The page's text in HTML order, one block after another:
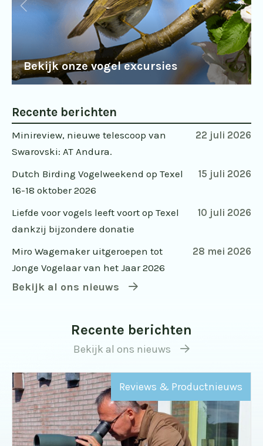
Bekijk onze vogel excursies
Recente berichten
Minireview, nieuwe telescoop van
Swarovski: AT Andura.
22 juli 2026
Dutch Birding Vogelweekend op Texel
16-18 oktober 2026
15 juli 2026
Liefde voor vogels leeft voort op Texel
dankzij bijzondere donatie
10 juli 2026
Miro Wagemaker uitgeroepen tot
Jonge Vogelaar van het Jaar 2026
28 mei 2026
Bekijk al ons nieuws
Recente berichten
Bekijk al ons nieuws
Reviews & Productnieuws